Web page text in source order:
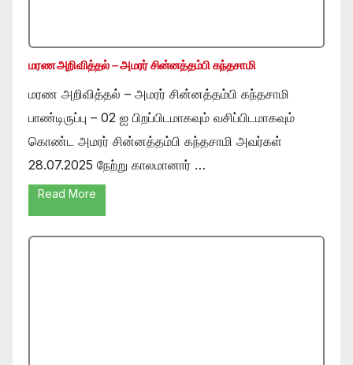
மரண அறிவித்தல் – அமரர் சின்னத்தம்பி கந்தசாமி
மரண அறிவித்தல் – அமரர் சின்னத்தம்பி கந்தசாமி
பாண்டிருப்பு – 02 ஐ பிறப்பிடமாகவும் வசிப்பிடமாகவும்
கொண்ட அமரர் சின்னத்தம்பி கந்தசாமி அவர்கள்
28.07.2025 நேற்று காலமானார் …
Read More